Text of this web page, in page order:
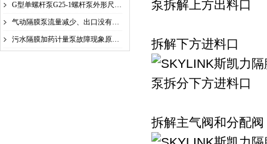
G型单螺杆泵G25-1螺杆泵外形尺寸及性能参数
气动隔膜泵流量减少、出口没有压力、不动故
污水隔膜加药计量泵故障现象原因及解决方案 拆解下方进料口
拆解主气阀和分配阀